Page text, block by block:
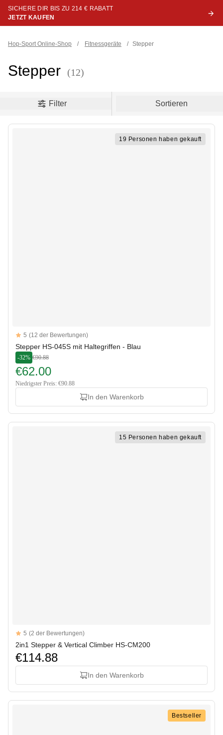
SICHERE DIR BIS ZU 214 € RABATT
JETZT KAUFEN
Hop-Sport Online-Shop / Fitnessgeräte / Stepper
Stepper (12)
Filter Sortieren
19 Personen haben gekauft
Reviews
5 out of 5 stars
5 (12 der Bewertungen)
Stepper HS-045S mit Haltegriffen - Blau
-32% €90.88
€62.00
Niedrigster Preis: €90.88
In den Warenkorb
15 Personen haben gekauft
Reviews
5 out of 5 stars
5 (2 der Bewertungen)
2in1 Stepper & Vertical Climber HS-CM200
€114.88
In den Warenkorb
Bestseller